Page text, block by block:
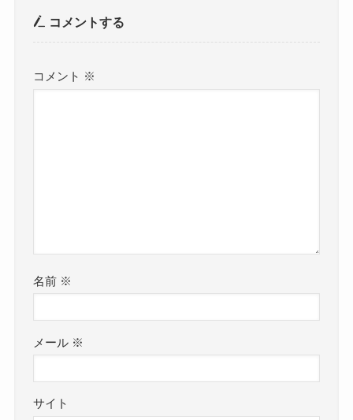
コメントする
コメント ※
名前 ※
メール ※
サイト